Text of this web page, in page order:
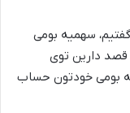
سهمیه بومی
دارین توی
بومی خودتون حساب